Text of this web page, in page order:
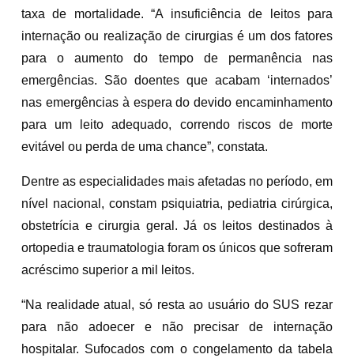
taxa de mortalidade. “A insuficiência de leitos para
internação ou realização de cirurgias é um dos fatores
para o aumento do tempo de permanência nas
emergências. São doentes que acabam ‘internados’
nas emergências à espera do devido encaminhamento
para um leito adequado, correndo riscos de morte
evitável ou perda de uma chance”, constata.
Dentre as especialidades mais afetadas no período, em
nível nacional, constam psiquiatria, pediatria cirúrgica,
obstetrícia e cirurgia geral. Já os leitos destinados à
ortopedia e traumatologia foram os únicos que sofreram
acréscimo superior a mil leitos.
“Na realidade atual, só resta ao usuário do SUS rezar
para não adoecer e não precisar de internação
hospitalar. Sufocados com o congelamento da tabela